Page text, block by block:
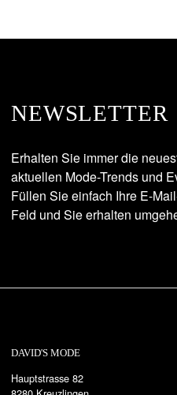
NEWSLETTER
Erhalten Sie immer die
aktuellen Mode-Trends und
Füllen Sie einfach Ihre E-
Feld und Sie erhalten
DAVID'S MODE
Hauptstrasse 82